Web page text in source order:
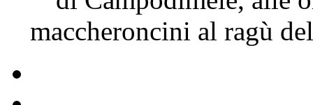
maccheroncini al ragù